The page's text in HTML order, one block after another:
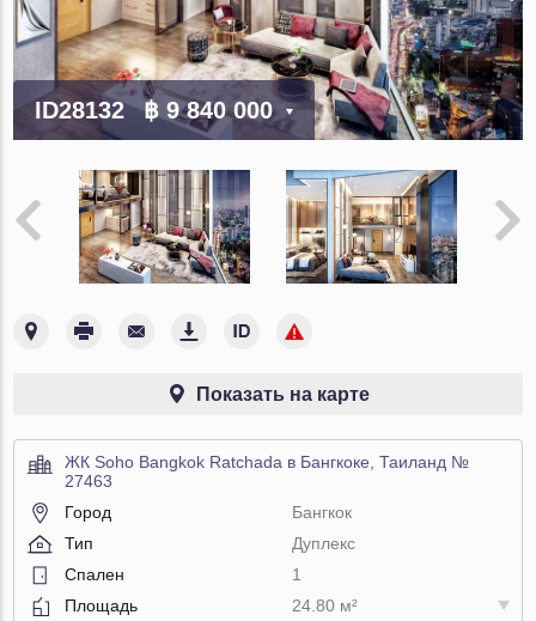
ID28132 ฿ 9 840 000
Показать на карте
ЖК Soho Bangkok Ratchada в Бангкоке, Таиланд №
27463
Город
Бангкок
Тип
Дуплекс
Спален
1
Площадь
24.80 м²